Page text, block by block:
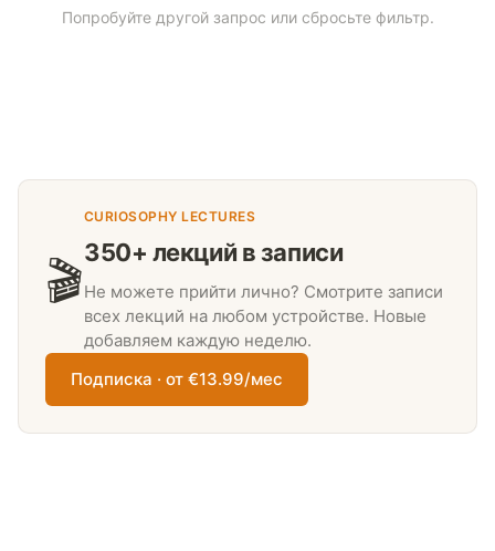
Попробуйте другой запрос или сбросьте фильтр.
🎬
CURIOSOPHY LECTURES
350+ лекций в записи
Не можете прийти лично? Смотрите записи
всех лекций на любом устройстве. Новые
добавляем каждую неделю.
Подписка · от €13.99/мес